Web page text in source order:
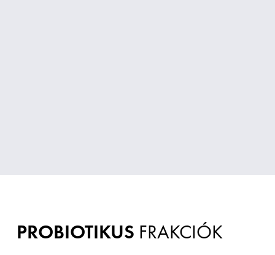
PROBIOTIKUS FRAKCIÓK